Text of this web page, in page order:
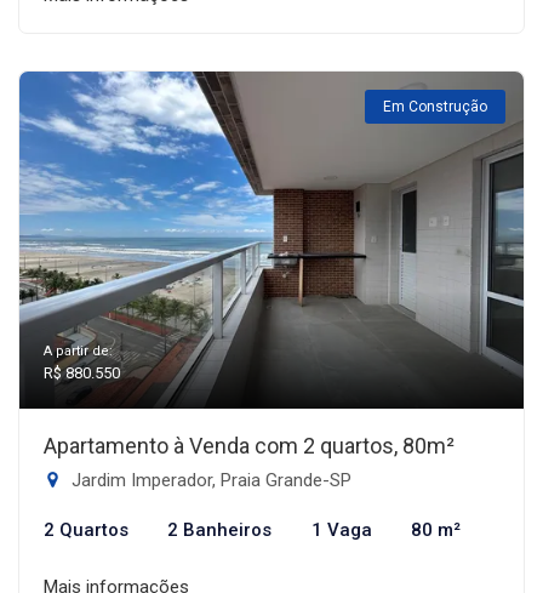
Em Construção
A partir de:
R$ 880.550
Apartamento à Venda com 2 quartos, 80m²
Jardim Imperador, Praia Grande-SP
2 Quartos 2 Banheiros 1 Vaga 80 m²
Mais informações